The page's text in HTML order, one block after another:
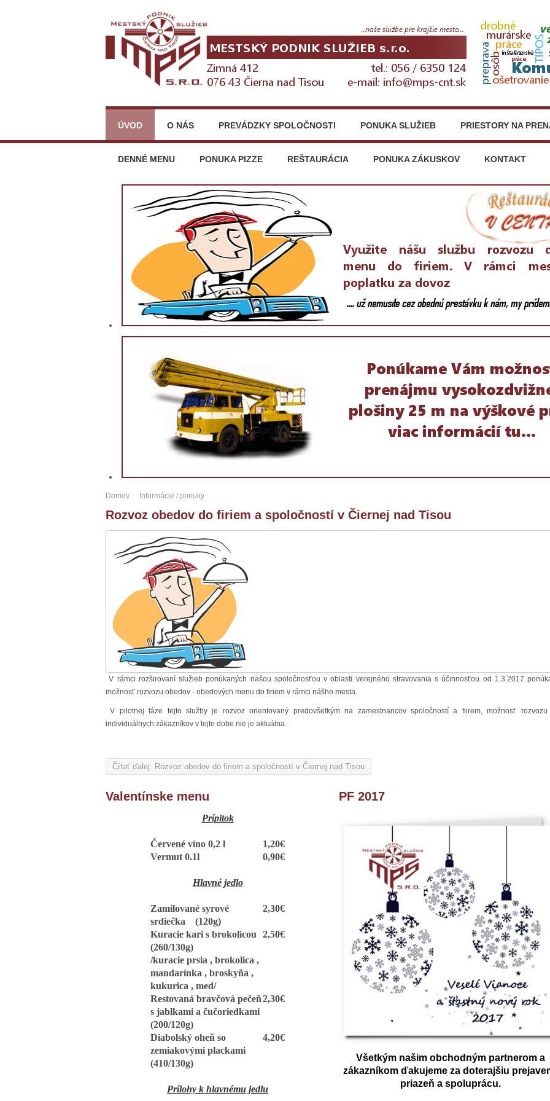
ÚVOD O NÁS PREVÁDZKY SPOLOČNOSTI PONUKA SLUŽIEB PRIESTORY NA
DENNÉ MENU PONUKA PIZZE REŠTAURÁCIA PONUKA ZÁKUSKOV KONTAKT
Domov Informácie / ponuky
Rozvoz obedov do firiem a spoločností v Čiernej nad Tisou
V rámci rozširovaní služieb ponúkaných našou spoločnosťou v oblasti verejného stravovania s účinnosťou od 1.3.2017
možnosť rozvozu obedov - obedových menu do firiem v rámci nášho mesta.
V pilotnej fáze tejto služby je rozvoz orientovaný predovšetkým na zamestnancov spoločností a fiirem, možnosť
individuálnych zákazníkov v tejto dobe nie je aktuálna.
Čítať ďalej: Rozvoz obedov do firiem a spoločností v Čiernej nad Tisou
Valentínske menu
Prípitok
Červené víno 0,2 l
1,20€
Vermut 0.1l
0,90€
Hlavné jedlo
Zamilované syrové
srdiečka (120g)
2,30€
Kuracie kari s brokolicou
(260/130g)
/kuracie prsia , brokolica ,
mandarínka , broskyňa ,
kukurica , med/
2,50€
Restovaná bravčová pečeň
s jablkami a čučoriedkami
(200/120g)
2,30€
Diabolský oheň so
zemiakovými plackami
(410/130g)
4,20€
Prílohy k hlavnému jedlu
PF 2017
Všetkým našim obchodným partnerom a
zákazníkom ďakujeme za doterajšiu
priazeň a spoluprácu.